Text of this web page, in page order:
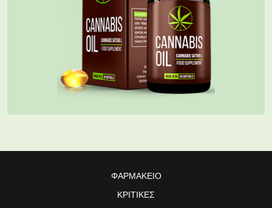
ΦΑΡΜΑΚΕΊΟ
ΚΡΙΤΙΚΈΣ